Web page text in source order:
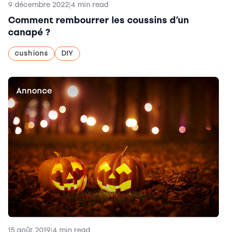
9 décembre 2022|4 min read
Comment rembourrer les coussins d’un
canapé ?
cushions DIY
Annonce
15 août 2019|4 min read